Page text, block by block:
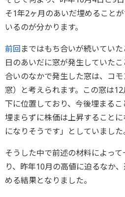
そ1年2ヶ月のあいだ埋めること
いるのが分かります。
前回まではもち合いが続いてい
日のあいだに窓が発生していた
合いのなかで発生した窓は、コ
窓）と考えられます。この窓は
下に位置しており、今後埋まる
埋まらずに株価は上昇すること
になりそうです」としていました
そうした中で前述の材料によっ
り、昨年10月の高値に迫るなか
める結果となりました。